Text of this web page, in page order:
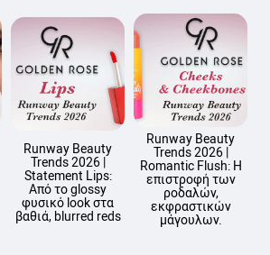
137 139 140
143 144
Runway Beauty
Trends 2026 |
Statement Lips:
Από το glossy
φυσικό look στα
βαθιά, blurred reds
Runway Beauty
Trends 2026 |
Romantic Flush: Η
επιστροφή των
ροδαλών,
εκφραστικών
μάγουλων.